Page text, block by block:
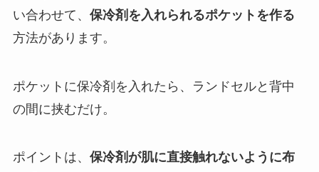
い合わせて、 保冷剤を入れられるポケットを作る
方法があります。
ポケットに保冷剤を入れたら、ランドセルと背中
の間に挟むだけ。
ポイントは、 保冷剤が肌に直接触れないように布